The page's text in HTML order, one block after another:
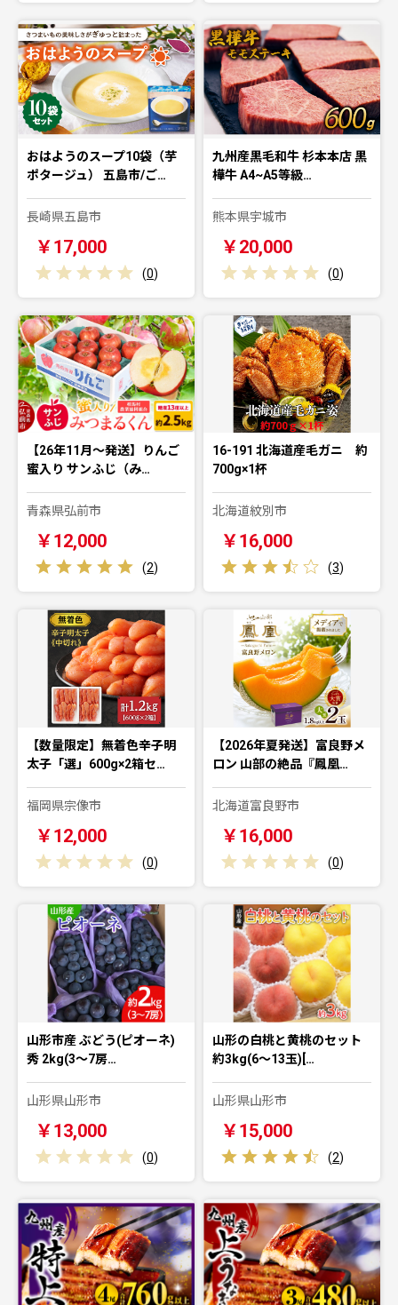
おはようのスープ10袋（芋
ポタージュ） 五島市/ご…
長崎県五島市
￥17,000
(0)
九州産黒毛和牛 杉本本店 黒
樺牛 A4~A5等級…
熊本県宇城市
￥20,000
(0)
【26年11月〜発送】りんご
蜜入り サンふじ（み…
青森県弘前市
￥12,000
(2)
16-191 北海道産毛ガニ 約
700g×1杯
北海道紋別市
￥16,000
(3)
【数量限定】無着色辛子明
太子「選」600g×2箱セ…
福岡県宗像市
￥12,000
(0)
【2026年夏発送】富良野メ
ロン 山部の絶品『鳳凰…
北海道富良野市
￥16,000
(0)
山形市産 ぶどう(ピオーネ)
秀 2kg(3〜7房…
山形県山形市
￥13,000
(0)
山形の白桃と黄桃のセット
約3kg(6～13玉)[…
山形県山形市
￥15,000
(2)